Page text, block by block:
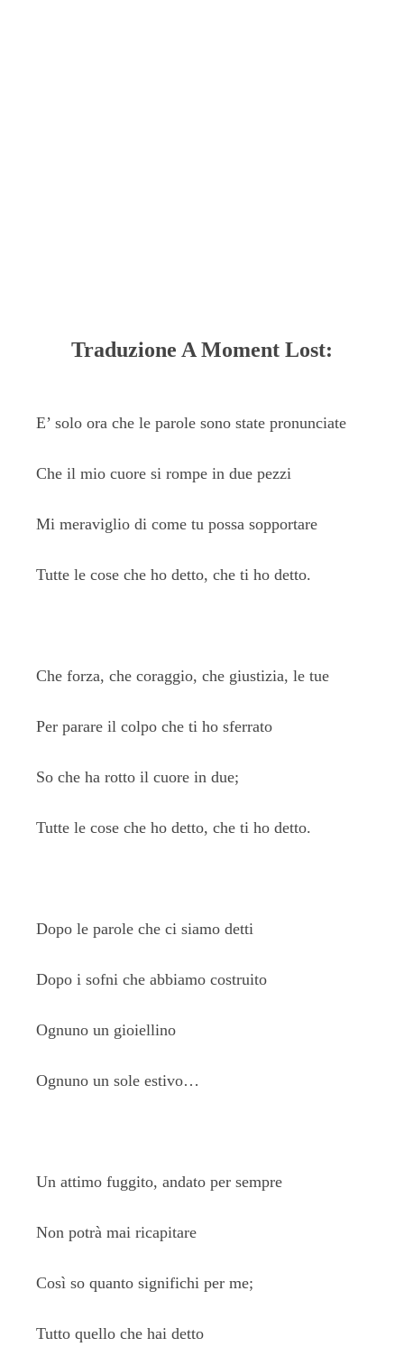
Traduzione A Moment Lost:
E’ solo ora che le parole sono state pronunciate
Che il mio cuore si rompe in due pezzi
Mi meraviglio di come tu possa sopportare
Tutte le cose che ho detto, che ti ho detto.
Che forza, che coraggio, che giustizia, le tue
Per parare il colpo che ti ho sferrato
So che ha rotto il cuore in due;
Tutte le cose che ho detto, che ti ho detto.
Dopo le parole che ci siamo detti
Dopo i sofni che abbiamo costruito
Ognuno un gioiellino
Ognuno un sole estivo…
Un attimo fuggito, andato per sempre
Non potrà mai ricapitare
Così so quanto significhi per me;
Tutto quello che hai detto